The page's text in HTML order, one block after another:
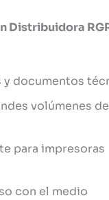
Distribuidora
documentos
volúmenes de
para impresoras
con el medio